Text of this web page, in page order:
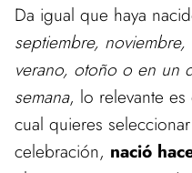
Da igual que haya
septiembre,
verano, otoño o en un
semana, lo relevante
cual quieres
celebración, nació